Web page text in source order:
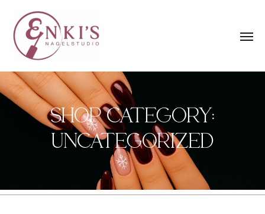
SHOP CATEGORY:
UNCATEGORIZED